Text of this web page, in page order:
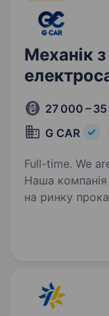
Механік
27 000 –
G CAR
Full-time. We
Наша
на ринку